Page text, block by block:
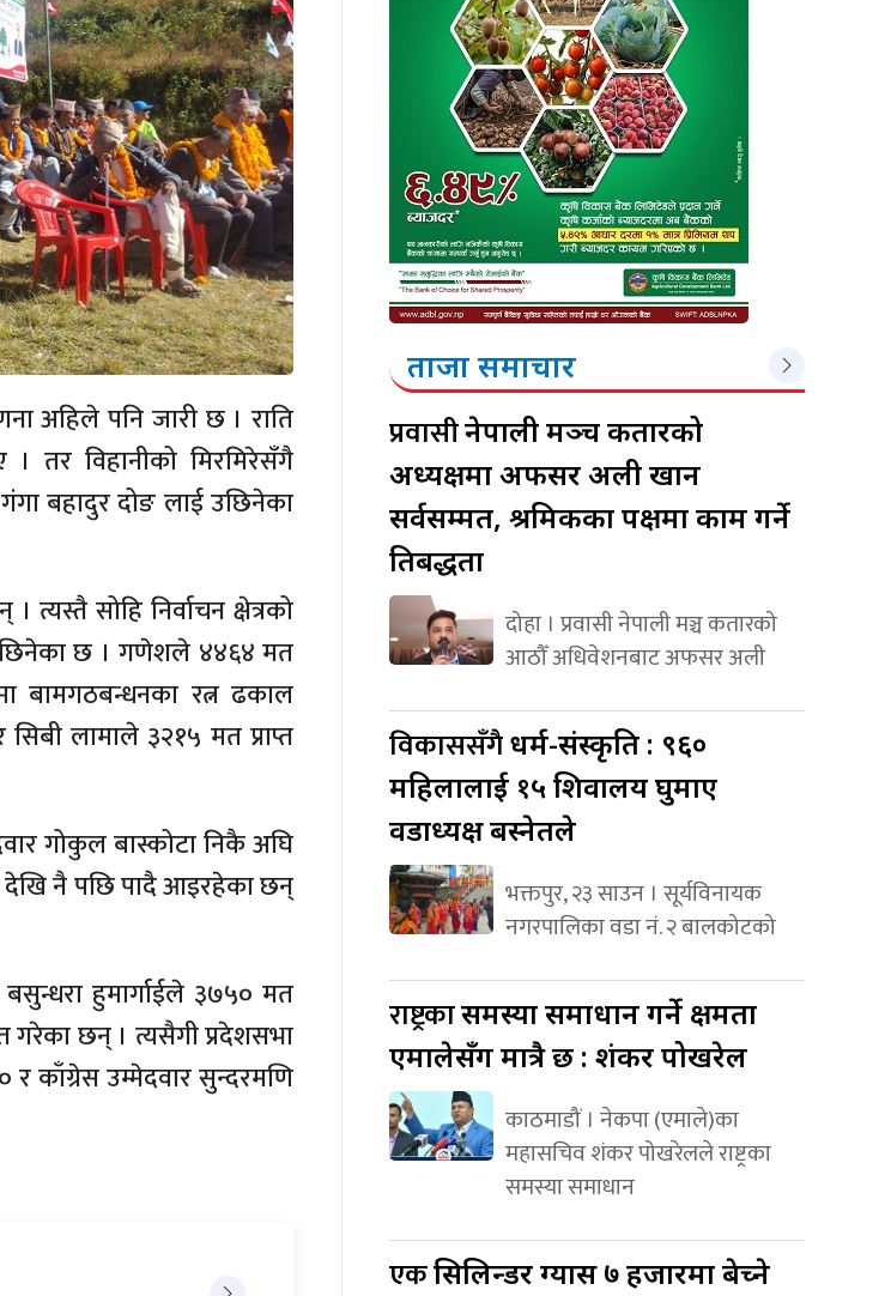
अहिले पनि जारी छ । राति
तर विहानीको मिरमिरेसँगै
गंगा बहादुर दोङ लाई उछिनेका
सोहि निर्वाचन क्षेत्रको
छ । गणेशले ४४६४ मत
बामगठबन्धनका रत्न ढकाल
लामाले ३२१५ मत प्राप्त
गोकुल बास्कोटा निकै अघि
देखि नै पछि पादै आइरहेका छन्
बसुन्धरा हुमार्गाईले ३७५० मत
गरेका छन् । त्यसैगी प्रदेशसभा
काँग्रेस उम्मेदवार सुन्दरमणि
ताजा समाचार
प्रवासीनेपाली मञ्च कतारको
अध्यक्षमा अफसर अली खान
सर्वसम्मत, श्रमिकका पक्षमा काम गर्ने
प्रतिबद्धता
दोहा । प्रवासी नेपाली मञ्च कतारको
आठौँ अधिवेशनबाट अफसर अली
विकाससँगैधर्म-संस्कृति : ९६०
महिलालाई १५ शिवालय घुमाए
वडाध्यक्ष बस्नेतले
भक्तपुर, २३ साउन । सूर्यविनायक
नगरपालिका वडा नं. २ बालकोटको
राष्ट्रकासमस्या समाधान गर्ने क्षमता
एमालेसँग मात्रै छ : शंकर पोखरेल
काठमाडौं । नेकपा (एमाले)का
महासचिव शंकर पोखरेलले राष्ट्रका
समस्या समाधान
एकसिलिन्डर ग्यास ७ हजारमा बेच्ने